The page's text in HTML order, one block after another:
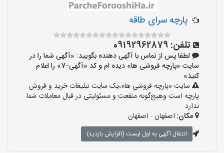
پارچه سرای طاقه
تلفن: 09192962879
لطفا پس از تماس با آگهی دهنده بگویید: «آگهی شما را در
سایت «پارچه فروشی ها» دیده ام و کد «آگهی-7» را اعلام
کنید»
سایت «پارچه فروشی ها»،یک سایت تبلیغات خرید و فروش
پارچه است وهیچ‌گونه منفعت و مسئولیتی در قبال معاملات شما
ندارد.
مکان: اصفهان - اصفهان
انتقال آگهی به اول لیست (افزایش بازدید)